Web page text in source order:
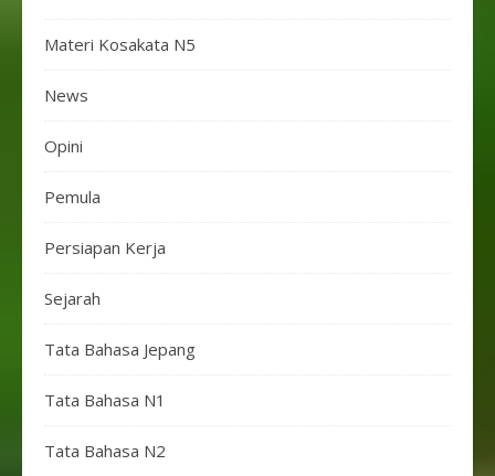
Materi Kosakata N5
News
Opini
Pemula
Persiapan Kerja
Sejarah
Tata Bahasa Jepang
Tata Bahasa N1
Tata Bahasa N2